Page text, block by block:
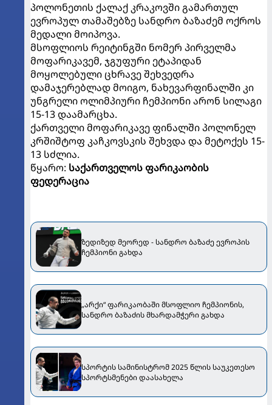
პოლონეთის ქალაქ კრაკოვში გამართულ
ევროპულ თამაშებზე სანდრო ბაზაძემ ოქროს
მედალი მოიპოვა.
მსოფლიოს რეიტინგში ნომერ პირველმა
მოფარიკავემ, ჯგუფური ეტაპიდან
მოყოლებული ცხრავე შეხვედრა
დამაჯერებლად მოიგო, ნახევარფინალში კი
უნგრელი ოლიმპიური ჩემპიონი არონ სილაგი
15-13 დაამარცხა.
ქართველი მოფარიკავე ფინალში პოლონელ
კრშიშტოფ კაჩკოვსკის შეხვდა და მეტოქეს 15-
13 სძლია.
წყარო: საქართველოს ფარიკაობის
ფედერაცია
ზედიზედ მეორედ - სანდრო ბაზაძე ევროპის
ჩემპიონი გახდა
„არქი“ ფარიკაობაში მსოფლიო ჩემპიონის,
სანდრო ბაზაძის მხარდამჭერი გახდა
სპორტის სამინისტრომ 2025 წლის საუკეთესო
სპორტსმენები დაასახელა